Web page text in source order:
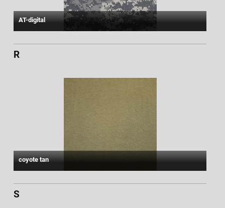
AT-digital
R
coyote tan
S